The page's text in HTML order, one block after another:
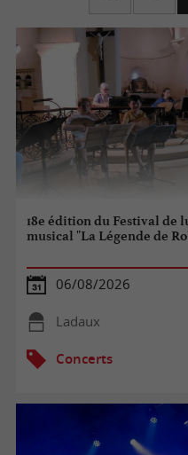
18e édition du Festival de
musical "La Légende de
06/08/2026
Ladaux
Concerts